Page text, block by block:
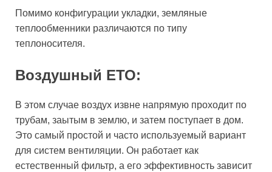
Помимо конфигурации укладки, земляные
теплообменники различаются по типу
теплоносителя.
Воздушный ЕТО:
В этом случае воздух извне напрямую проходит по
трубам, заытым в землю, и затем поступает в дом.
Это самый простой и часто используемый вариант
для систем вентиляции. Он работает как
естественный фильтр, а его эффективность зависит